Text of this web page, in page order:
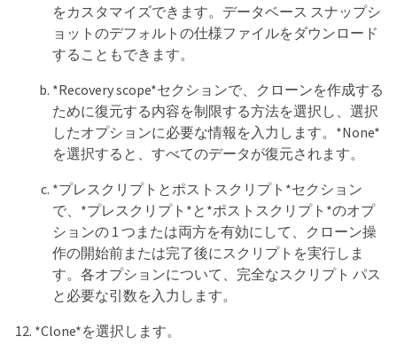
をカスタマイズできます。データベース スナップシ
ョットのデフォルトの仕様ファイルをダウンロード
することもできます。
*Recovery scope*セクションで、クローンを作成する
ために復元する内容を制限する方法を選択し、選択
したオプションに必要な情報を入力します。*None*
を選択すると、すべてのデータが復元されます。
*プレスクリプトとポストスクリプト*セクション
で、*プレスクリプト*と*ポストスクリプト*のオプ
ションの 1 つまたは両方を有効にして、クローン操
作の開始前または完了後にスクリプトを実行しま
す。各オプションについて、完全なスクリプト パス
と必要な引数を入力します。
*Clone*を選択します。